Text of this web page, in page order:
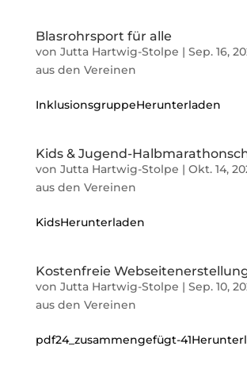
Blasrohrsport für alle
von Jutta Hartwig-Stolpe | Sep. 16,
aus den Vereinen
InklusionsgruppeHerunterladen
Kids & Jugend-
von Jutta Hartwig-Stolpe | Okt. 14,
aus den Vereinen
KidsHerunterladen
Kostenfreie
von Jutta Hartwig-Stolpe | Sep. 10,
aus den Vereinen
pdf24_zusammengefügt-